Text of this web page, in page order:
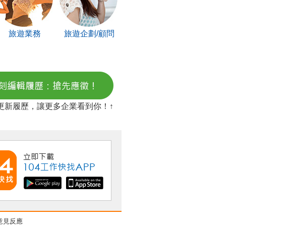
旅遊業務 旅遊企劃/顧問
新履歷，讓更多企業看到你！↑
見反應